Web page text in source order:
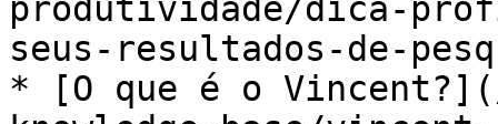
produtividade/dica-
seus-resultados-de-
* [O que é o